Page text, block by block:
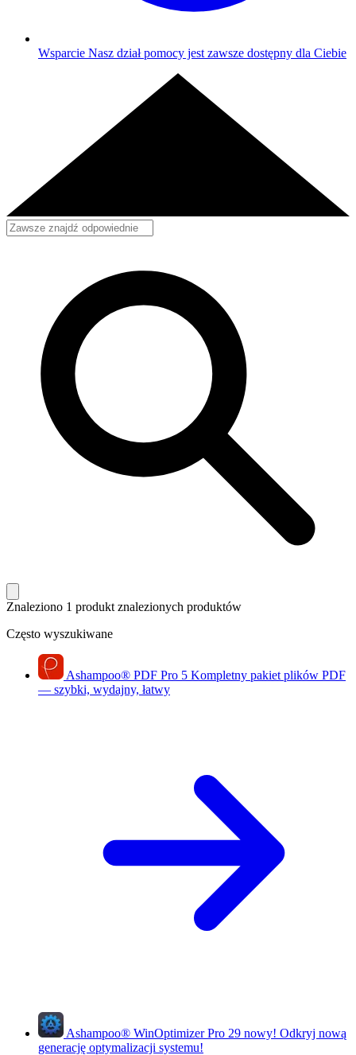
Wsparcie Nasz dział pomocy jest zawsze dostępny dla Ciebie
Znaleziono 1 produkt znalezionych produktów
Często wyszukiwane
Ashampoo® PDF Pro 5 Kompletny pakiet plików PDF
— szybki, wydajny, łatwy
Ashampoo® WinOptimizer Pro 29 nowy! Odkryj nową
generację optymalizacji systemu!